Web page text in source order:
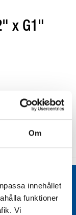
Om
innehållet
funktioner
Vi
x G1"
rörledning.